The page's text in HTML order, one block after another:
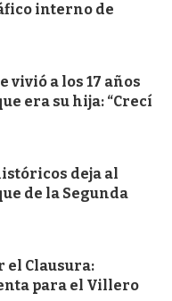
interno de
vivió a los 17 años
era su hija: “Crecí
deja al
de la Segunda
el Clausura:
para el Villero